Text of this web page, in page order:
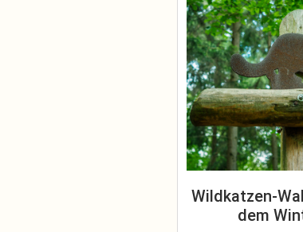
Wildkatzen-
dem